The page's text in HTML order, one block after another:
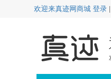
欢迎来真迹网商城 登录